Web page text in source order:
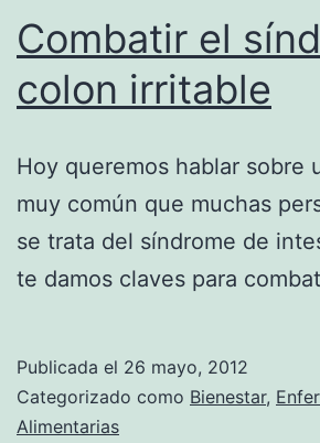
Combatir el
colon irritable
Hoy queremos hablar sobre
muy común que muchas
se trata del síndrome de
te damos claves para
Publicada el 26 mayo, 2012
Categorizado como Bienestar,
Alimentarias